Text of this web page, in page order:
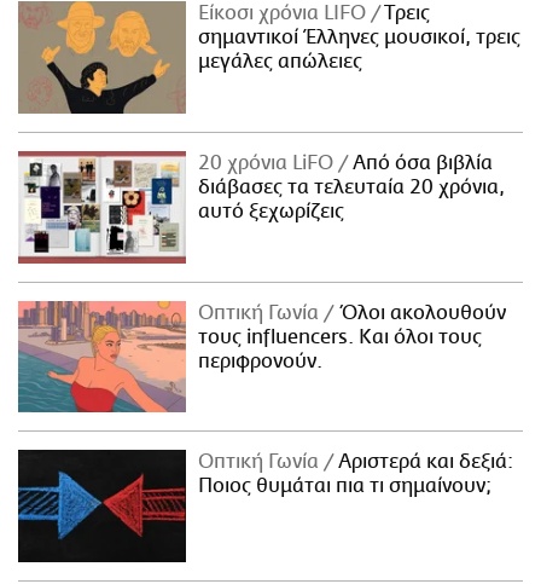
Είκοσι χρόνια LIFO
Tρεις
σημαντικοί Έλληνες μουσικοί, τρεις
μεγάλες απώλειες
20 χρόνια LiFO
Από όσα βιβλία
διάβασες τα τελευταία 20 χρόνια,
αυτό ξεχωρίζεις
Οπτική Γωνία
Όλοι ακολουθούν
τους influencers. Και όλοι τους
περιφρονούν.
Οπτική Γωνία
Αριστερά και δεξιά:
Ποιος θυμάται πια τι σημαίνουν;